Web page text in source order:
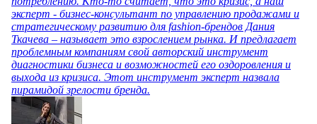
эксперт - бизнес-консультант по управлению продажами и
стратегическому развитию для fashion-брендов Дания
Ткачева – называет это взрослением рынка. И предлагает
проблемным компаниям свой авторский инструмент
диагностики бизнеса и возможностей его оздоровления и
выхода из кризиса. Этот инструмент эксперт назвала
пирамидой зрелости бренда.